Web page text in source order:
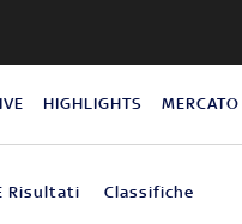
HIGHLIGHTS MERCATO
Risultati Classifiche